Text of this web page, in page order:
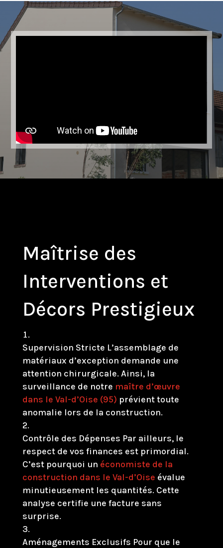
Maîtrise des
Interventions et
Décors Prestigieux
Supervision Stricte L’assemblage de
matériaux d’exception demande une
attention chirurgicale. Ainsi, la
surveillance de notre maître d’œuvre
dans le Val-d’Oise (95) prévient toute
anomalie lors de la construction.
Contrôle des Dépenses Par ailleurs, le
respect de vos finances est primordial.
C’est pourquoi un économiste de la
construction dans le Val-d’Oise évalue
minutieusement les quantités. Cette
analyse certifie une facture sans
surprise.
Aménagements Exclusifs Pour que le